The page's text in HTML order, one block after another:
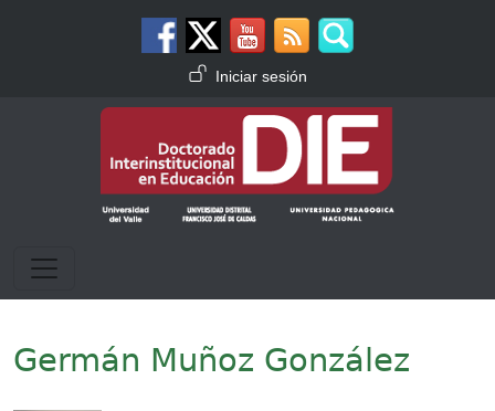
Menú de cuenta de usuario
Iniciar sesión
Germán Muñoz González